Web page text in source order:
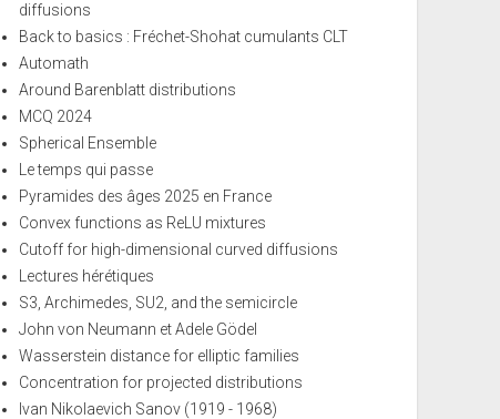
diffusions
Back to basics : Fréchet-Shohat cumulants CLT
Automath
Around Barenblatt distributions
MCQ 2024
Spherical Ensemble
Le temps qui passe
Pyramides des âges 2025 en France
Convex functions as ReLU mixtures
Cutoff for high-dimensional curved diffusions
Lectures hérétiques
S3, Archimedes, SU2, and the semicircle
John von Neumann et Adele Gödel
Wasserstein distance for elliptic families
Concentration for projected distributions
Ivan Nikolaevich Sanov (1919 - 1968)